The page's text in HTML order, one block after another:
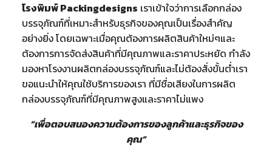
โรงพิมพ์ Packingdesigns เราเข้าใจว่าการเลือกกล่อง
บรรจุภัณฑ์ที่เหมาะสำหรับธุรกิจของคุณเป็นเรื่องสำคัญ
อย่างยิ่ง โดยเฉพาะเมื่อคุณต้องการผลิตสินค้าใหม่ๆและ
ต้องการการจัดส่งสินค้าที่มีคุณภาพและราคาประหยัด กำลัง
มองหาโรงงานผลิตกล่องบรรจุภัณฑ์และไม่ต้องสั่งขั้นต่ำเรา
ขอแนะนำให้คุณใช้บริการของเรา ที่มีชื่อเสียงในการผลิต
กล่องบรรจุภัณฑ์ที่มีคุณภาพสูงและราคาไม่แพง
“เพื่อตอบสนองความต้องการของลูกค้าและธุรกิจของ
คุณ”